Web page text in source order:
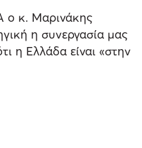
ο κ. Μαρινάκης
η συνεργασία μας
η Ελλάδα είναι «στην